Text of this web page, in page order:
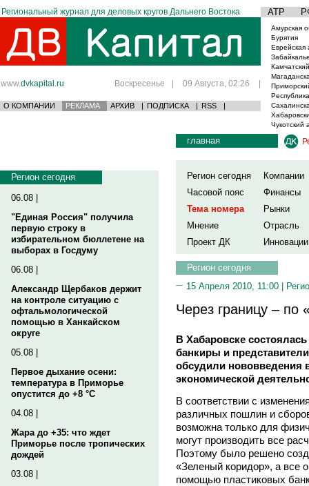
Региональный журнал для деловых кругов Дальнего Востока АТР
www.dvkapital.ru Воскресенье | 09 Августа, 02:26 |
О КОМПАНИИ РЕКЛАМА АРХИВ | ПОДПИСКА | RSS |
Амурская
Бурятия
Еврейская
Чукотский
Регион сегодня
06.08 |
"Единая Россия" получила
первую строку в
избирательном бюллетене на
выборах в Госдуму
06.08 |
Александр Щербаков держит
на контроле ситуацию с
офтальмологической
помощью в Ханкайском
округе
05.08 |
Первое дыхание осени:
температура в Приморье
опустится до +8 °C
04.08 |
Жара до +35: что ждет
Приморье после тропических
дождей
03.08 |
главная
Регион сегодня
Компании
Часовой пояс
Финансы
Тема номера
Рынки
Мнение
Отрасль
Проект ДК
Инновации
Регион сегодня
15 Апреля 2010, 11:00 |
Через границу – по
В Хабаровске
банкиры и
обсудили нововведения
экономической
В соответствии с
различных пошлин и
возможна только для
могут производить все
Поэтому было решено
«Зеленый коридор», а все
помощью пластиковых